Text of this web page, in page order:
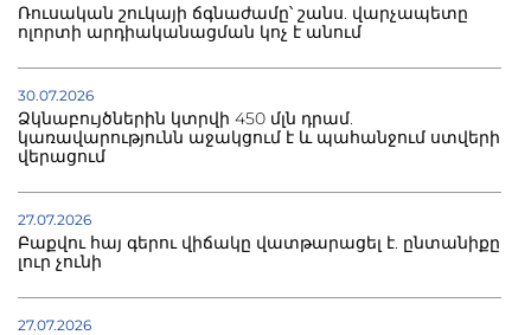
Ռուսական շուկայի ճգնաժամը՝ շանս. վարչապետը
ոլորտի արդիականացման կոչ է անում
30.07.2026
Ձկնաբույծներին կտրվի 450 մլն դրամ.
կառավարությունն աջակցում է և պահանջում ստվերի
վերացում
27.07.2026
Բաքվու հայ գերու վիճակը վատթարացել է. ընտանիքը
լուր չունի
27.07.2026